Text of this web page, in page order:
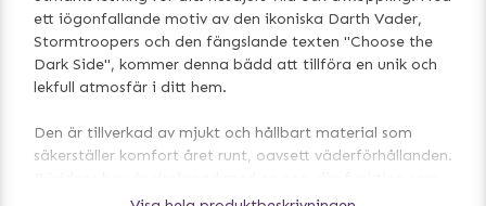
ett iögonfallande motiv av den ikoniska Darth Vader,
Stormtroopers och den fängslande texten "Choose the
Dark Side", kommer denna bädd att tillföra en unik och
lekfull atmosfär i ditt hem.
Den är tillverkad av mjukt och hållbart material som
säkerställer komfort året runt, oavsett väderförhållanden.
effektivt förhindrar att den glider runt, samtidigt som